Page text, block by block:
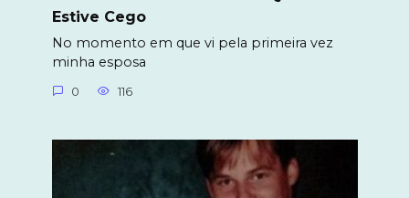
Estive Cego
No momento em que vi pela primeira vez
minha esposa
0 116